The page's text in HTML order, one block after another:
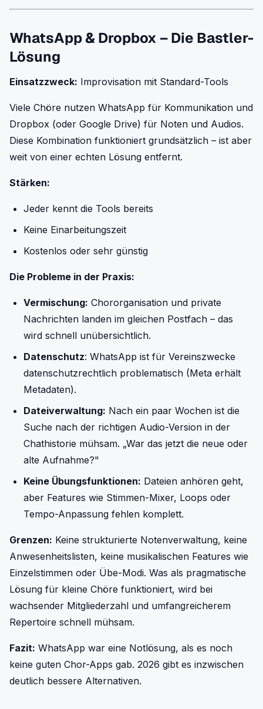
WhatsApp & Dropbox – Die Bastler-
Lösung
Einsatzzweck: Improvisation mit Standard-Tools
Viele Chöre nutzen WhatsApp für Kommunikation und
Dropbox (oder Google Drive) für Noten und Audios.
Diese Kombination funktioniert grundsätzlich – ist aber
weit von einer echten Lösung entfernt.
Stärken:
Jeder kennt die Tools bereits
Keine Einarbeitungszeit
Kostenlos oder sehr günstig
Die Probleme in der Praxis:
Vermischung: Chororganisation und private
Nachrichten landen im gleichen Postfach – das
wird schnell unübersichtlich.
Datenschutz: WhatsApp ist für Vereinszwecke
datenschutzrechtlich problematisch (Meta erhält
Metadaten).
Dateiverwaltung: Nach ein paar Wochen ist die
Suche nach der richtigen Audio-Version in der
Chathistorie mühsam. „War das jetzt die neue oder
alte Aufnahme?"
Keine Übungsfunktionen: Dateien anhören geht,
aber Features wie Stimmen-Mixer, Loops oder
Tempo-Anpassung fehlen komplett.
Grenzen: Keine strukturierte Notenverwaltung, keine
Anwesenheitslisten, keine musikalischen Features wie
Einzelstimmen oder Übe-Modi. Was als pragmatische
Lösung für kleine Chöre funktioniert, wird bei
wachsender Mitgliederzahl und umfangreicherem
Repertoire schnell mühsam.
Fazit: WhatsApp war eine Notlösung, als es noch
keine guten Chor-Apps gab. 2026 gibt es inzwischen
deutlich bessere Alternativen.